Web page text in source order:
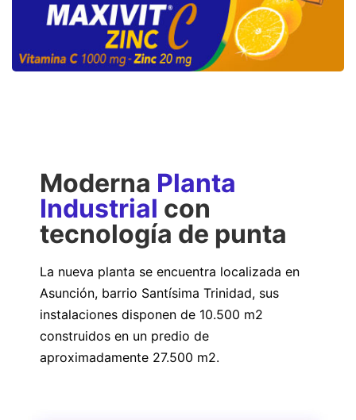
Moderna Planta
Industrial con
tecnología de punta
La nueva planta se encuentra localizada en
Asunción, barrio Santísima Trinidad, sus
instalaciones disponen de 10.500 m2
construidos en un predio de
aproximadamente 27.500 m2.